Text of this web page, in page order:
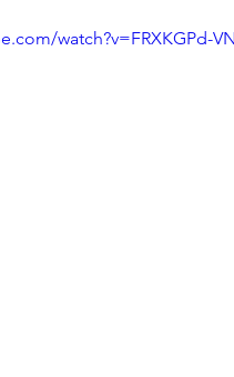
watch?v=FRXKGPd-